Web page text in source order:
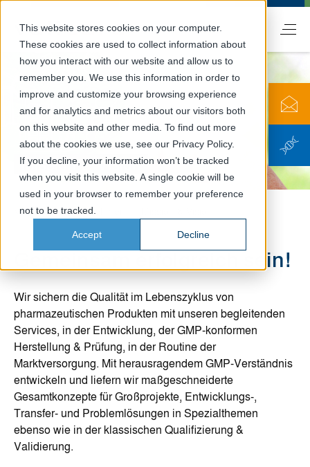
This website stores cookies on your computer.
These cookies are used to collect information about
how you interact with our website and allow us to
remember you. We use this information in order to
improve and customize your browsing experience
and for analytics and metrics about our visitors both
on this website and other media. To find out more
about the cookies we use, see our Privacy Policy.
If you decline, your information won’t be tracked
when you visit this website. A single cookie will be
used in your browser to remember your preference
not to be tracked.
Accept Decline
Mission & Vision
Valicare Unternehmen
Gemeinsam erfolgreich sein!
Wir sichern die Qualität im Lebenszyklus von
pharmazeutischen Produkten mit unseren begleitenden
Services, in der Entwicklung, der GMP-konformen
Herstellung & Prüfung, in der Routine der
Marktversorgung. Mit herausragendem GMP-Verständnis
entwickeln und liefern wir maßgeschneiderte
Gesamtkonzepte für Großprojekte, Entwicklungs-,
Transfer- und Problemlösungen in Spezialthemen
ebenso wie in der klassischen Qualifizierung &
Validierung.